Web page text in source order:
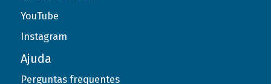
YouTube
Instagram
Ajuda
Perguntas frequentes